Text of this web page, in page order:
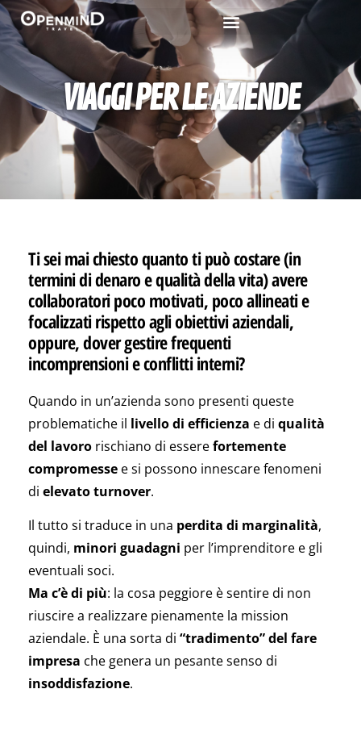
VIAGGI PER LE AZIENDE
Ti sei mai chiesto quanto ti può costare (in
termini di denaro e qualità della vita) avere
collaboratori poco motivati, poco allineati e
focalizzati rispetto agli obiettivi aziendali,
oppure, dover gestire frequenti
incomprensioni e conflitti interni?
Quando in un’azienda sono presenti queste
problematiche il livello di efficienza e di qualità
del lavoro rischiano di esserefortemente
compromesse e si possono innescare fenomeni
di elevato turnover.
Il tutto si traduce in una perdita di marginalità,
quindi, minori guadagni per l’imprenditore e gli
eventuali soci.
Ma c’è di più: la cosa peggiore è sentire di non
riuscire a realizzare pienamente la mission
aziendale. È una sorta di “tradimento” del fare
impresa che genera un pesante senso di
insoddisfazione.